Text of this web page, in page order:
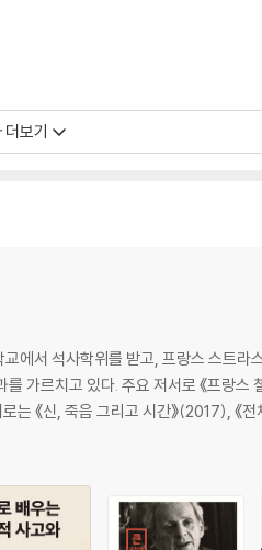
더보기
에서 석사학위를 받고, 프랑스 스트라
가르치고 있다. 주요 저서로 《프랑스
《신, 죽음 그리고 시간》(2017), 《